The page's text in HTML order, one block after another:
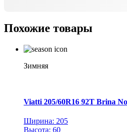
TL
Похожие товары
Зимняя
Viatti 205/60R16 92T Brina
Ширина: 205
Высота: 60